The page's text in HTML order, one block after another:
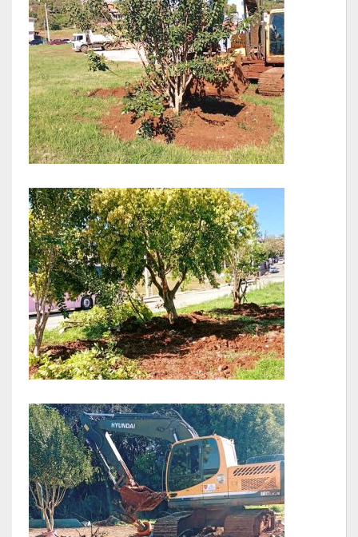
LDO – Lei de Diretrizes Orçamentárias
Acesso à Informação
Transparência